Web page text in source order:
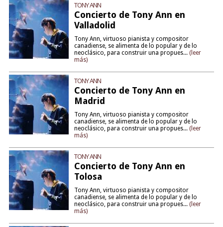
TONY ANN
Concierto de Tony Ann en
Valladolid
Tony Ann, virtuoso pianista y compositor
canadiense, se alimenta de lo popular y de lo
neoclásico, para construir una propues... (leer
más)
TONY ANN
Concierto de Tony Ann en
Madrid
Tony Ann, virtuoso pianista y compositor
canadiense, se alimenta de lo popular y de lo
neoclásico, para construir una propues... (leer
más)
TONY ANN
Concierto de Tony Ann en
Tolosa
Tony Ann, virtuoso pianista y compositor
canadiense, se alimenta de lo popular y de lo
neoclásico, para construir una propues... (leer
más)